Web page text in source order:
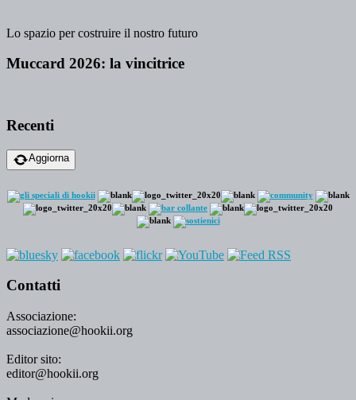
Lo spazio per costruire il nostro futuro
Muccard 2026: la vincitrice
Recenti
Aggiorna
Contatti
Associazione:
associazione@hookii.org
Editor sito:
editor@hookii.org